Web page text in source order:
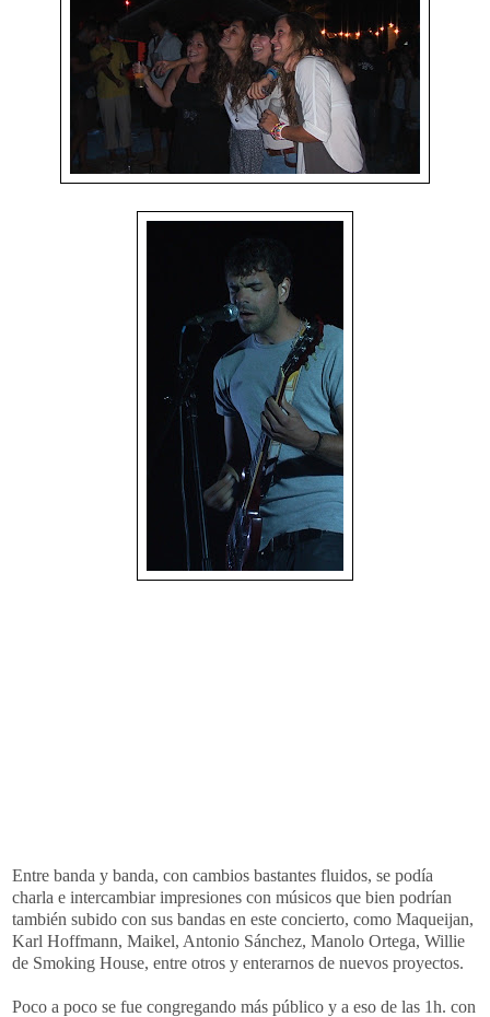
Entre banda y banda, con cambios bastantes fluidos, se podía
charla e intercambiar impresiones con músicos que bien podrían
también subido con sus bandas en este concierto, como Maqueijan,
Karl Hoffmann, Maikel, Antonio Sánchez, Manolo Ortega, Willie
de Smoking House, entre otros y enterarnos de nuevos proyectos.
Poco a poco se fue congregando más público y a eso de las 1h. con